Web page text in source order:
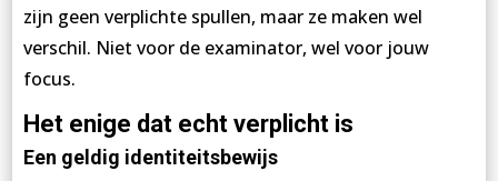
zijn geen verplichte spullen, maar ze maken wel
verschil. Niet voor de examinator, wel voor jouw
focus.
Het enige dat echt verplicht is
Een geldig identiteitsbewijs